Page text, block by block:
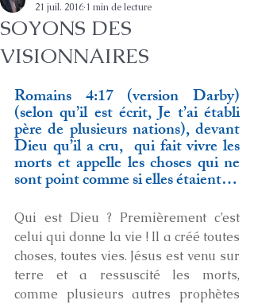
SOYONS DES
VISIONNAIRES
21 juil. 2016 1 min de lecture
Romains 4:17 (version Darby)
(selon qu’il est écrit, Je t’ai établi
père de plusieurs nations), devant
Dieu qu’il a cru,  qui fait vivre les
morts et appelle les choses qui ne
sont point comme si elles étaient…
Qui est Dieu ? Premièrement c’est
celui qui donne la vie ! Il a créé toutes
choses, toutes vies. Jésus est venu sur
terre et a ressuscité les morts,
comme plusieurs autres prophètes